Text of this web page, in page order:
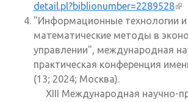
detail.pl?biblionumber=2289528
"Информационные технологии и
математические методы в
управлении", международная
практическая конференция
(13; 2024; Москва).
XIII Международная научно-